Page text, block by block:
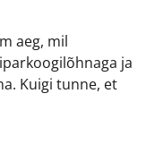
aeg, mil
ja
Kuigi tunne, et